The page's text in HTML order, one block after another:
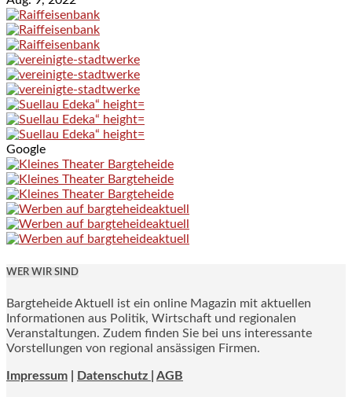
Google
WER WIR SIND
Bargteheide Aktuell ist ein online Magazin mit aktuellen
Informationen aus Politik, Wirtschaft und regionalen
Veranstaltungen. Zudem finden Sie bei uns interessante
Vorstellungen von regional ansässigen Firmen.
Impressum Datenschutz | AGB